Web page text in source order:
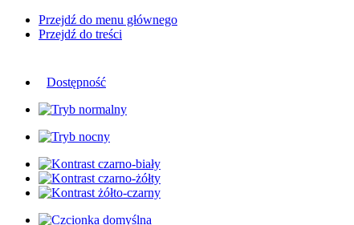
Przejdź do menu głównego
Przejdź do treści
Dostępność